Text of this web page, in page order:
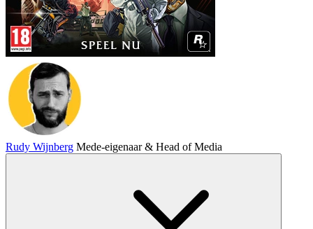
Rudy Wijnberg Mede-eigenaar & Head of Media